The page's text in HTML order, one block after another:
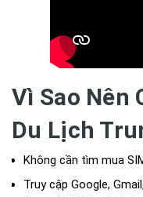
Vì Sao Nên
Du Lịch
Không cần tìm mua
Truy cập Google,